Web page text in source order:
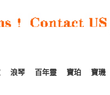
浪琴 百年靈 寶珀 寶璣